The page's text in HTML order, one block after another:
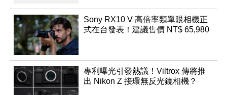
Sony RX10 V 高倍率類單眼相機正
式在台發表！建議售價 NT$ 65,980
專利曝光引發熱議！Viltrox 傳將推
出 Nikon Z 接環無反光鏡相機？